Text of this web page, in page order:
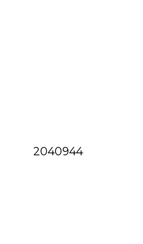
2040944